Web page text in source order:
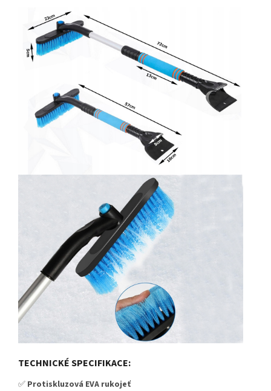
TECHNICKÉ SPECIFIKACE:
✅ Protiskluzová EVA rukojeť